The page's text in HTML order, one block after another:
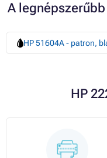
A
HP 51604A - patron,
HP